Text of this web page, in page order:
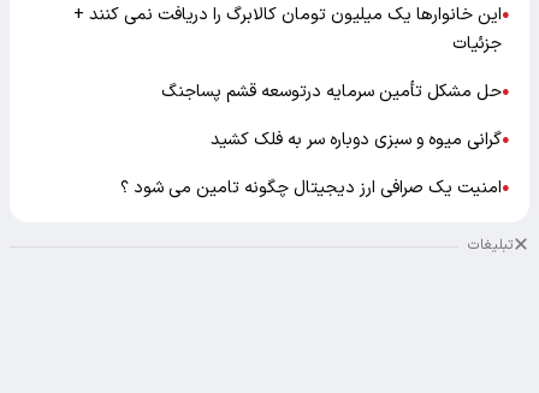
●این خانوارها یک میلیون تومان کالابرگ را دریافت نمی‌ کنند +
جزئیات
●حل مشکل تأمین سرمایه درتوسعه قشم پساجنگ
●گرانی میوه و سبزی دوباره سر به فلک کشید
●امنیت یک صرافی ارز دیجیتال چگونه تامین می شود ؟
تبلیغات